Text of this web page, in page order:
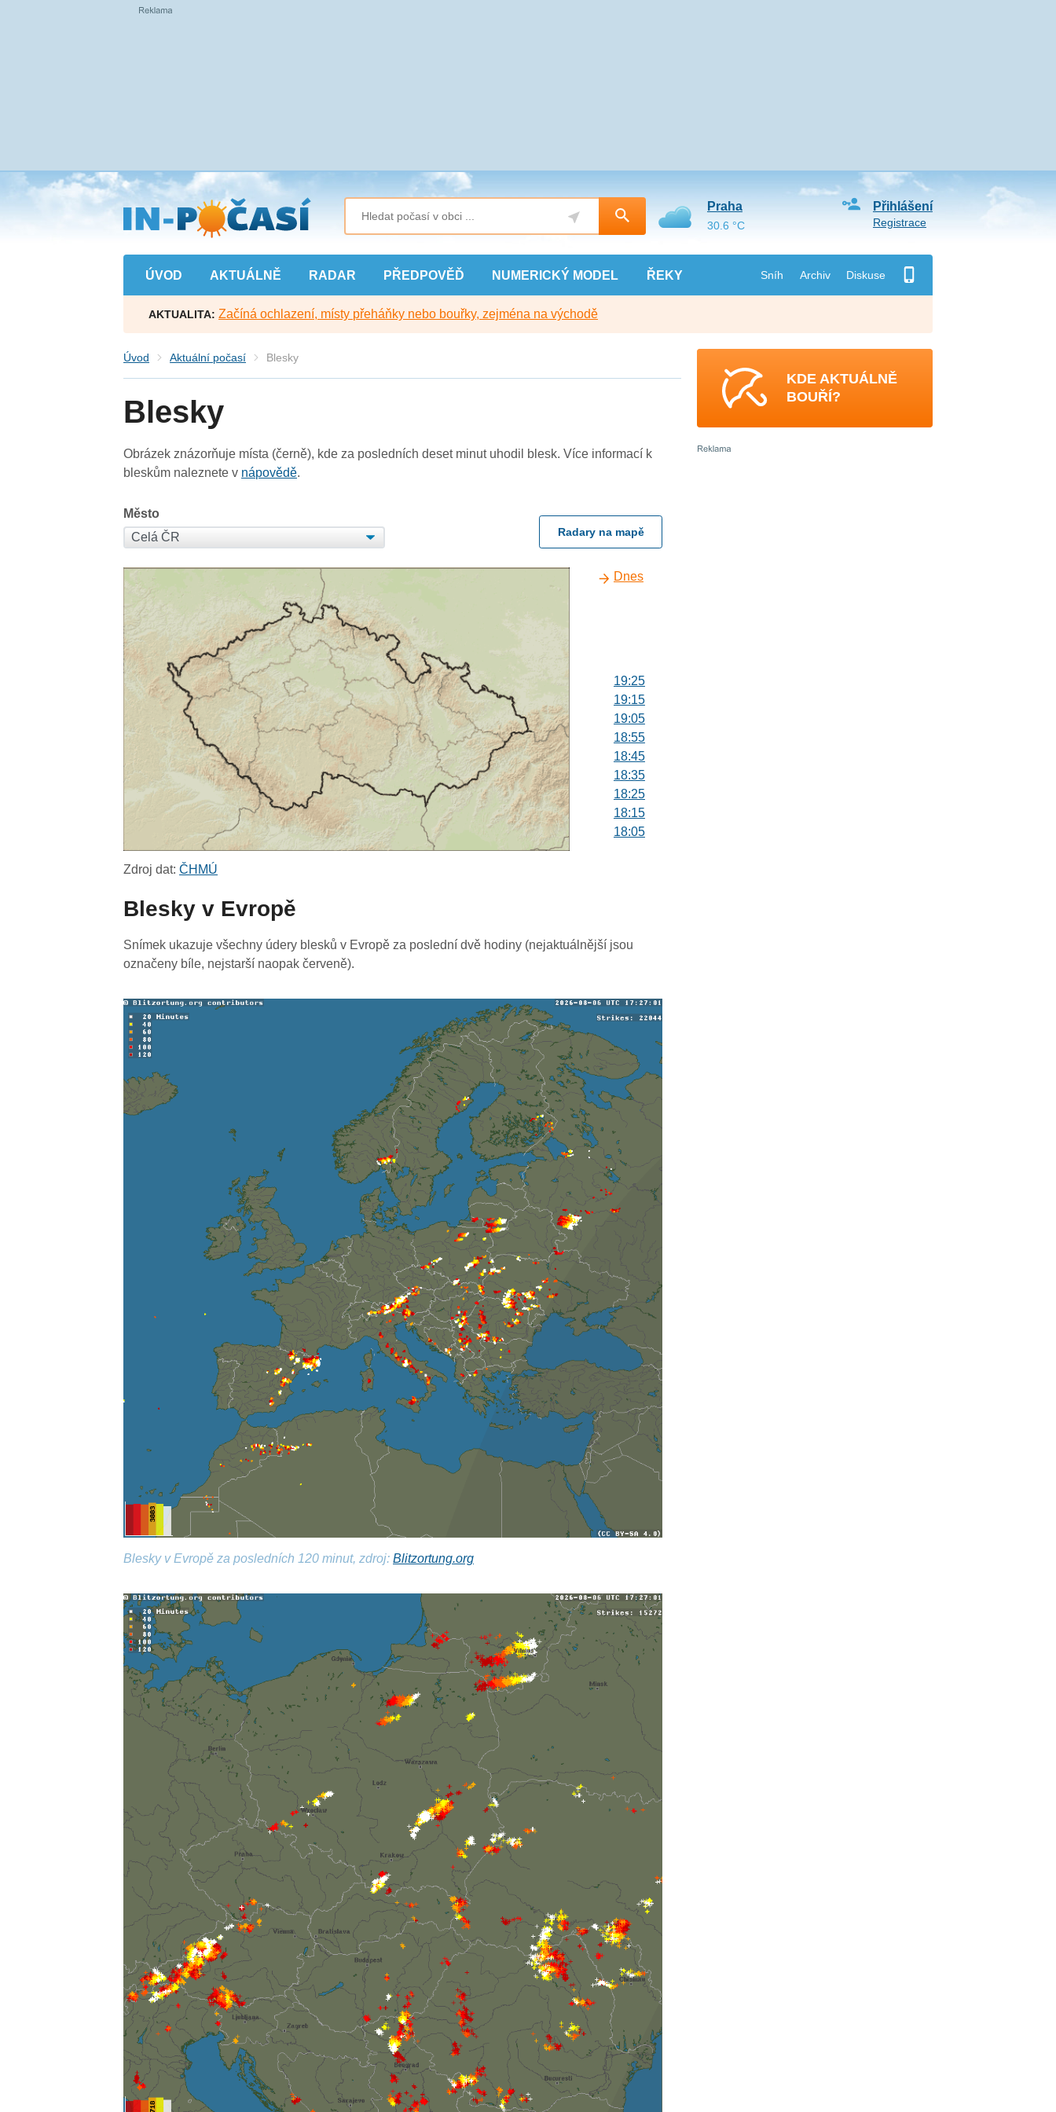
Přejít
na
hlavní
obsah
ÚVOD AKTUÁLNĚ RADAR PŘEDPOVĚĎ NUMERICKÝ MODEL ŘEKY Sníh Archiv Diskuse
Přihlášení
Registrace
Praha
30.6 °C
AKTUALITA: Začíná ochlazení, místy přeháňky nebo bouřky, zejména na východě
Úvod Aktuální počasí Blesky
Blesky
Obrázek znázorňuje místa (černě), kde za posledních deset minut uhodil blesk. Více informací k
bleskům naleznete v nápovědě.
Město
Radary na mapě
Dnes
19:25
19:15
19:05
18:55
18:45
18:35
18:25
18:15
18:05
17:05
16:35
16:25
Zdroj dat:ČHMÚ
Blesky v Evropě
Snímek ukazuje všechny údery blesků v Evropě za poslední dvě hodiny (nejaktuálnější jsou
označeny bíle, nejstarší naopak červeně).
Blesky v Evropě za posledních 120 minut, zdroj:Blitzortung.org
KDE AKTUÁLNĚ
BOUŘÍ?